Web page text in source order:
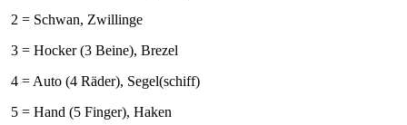
2 = Schwan, Zwillinge
3 = Hocker (3 Beine), Brezel
4 = Auto (4 Räder), Segel(schiff)
5 = Hand (5 Finger), Haken